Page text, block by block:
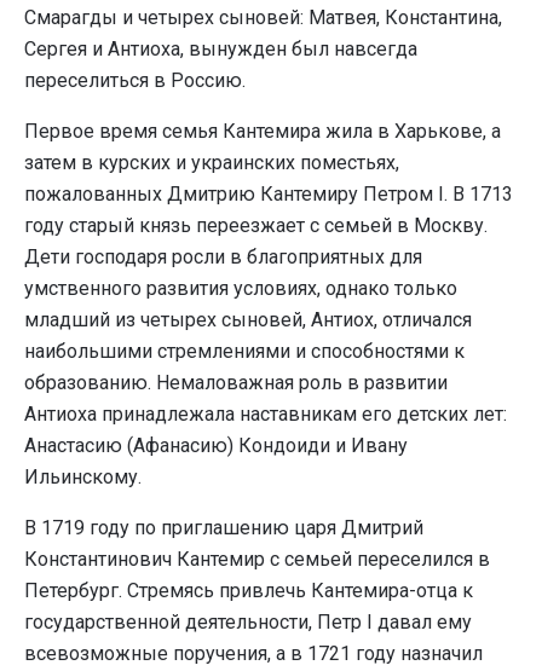
Смарагды и четырех сыновей: Матвея, Константина,
Сергея и Антиоха, вынужден был навсегда
переселиться в Россию.
Первое время семья Кантемира жила в Харькове, а
затем в курских и украинских поместьях,
пожалованных Дмитрию Кантемиру Петром I. В 1713
году старый князь переезжает с семьей в Москву.
Дети господаря росли в благоприятных для
умственного развития условиях, однако только
младший из четырех сыновей, Антиох, отличался
наибольшими стремлениями и способностями к
образованию. Немаловажная роль в развитии
Антиоха принадлежала наставникам его детских лет:
Анастасию (Афанасию) Кондоиди и Ивану
Ильинскому.
В 1719 году по приглашению царя Дмитрий
Константинович Кантемир с семьей переселился в
Петербург. Стремясь привлечь Кантемира-отца к
государственной деятельности, Петр I давал ему
всевозможные поручения, а в 1721 году назначил